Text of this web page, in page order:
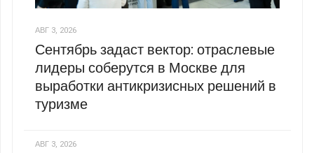
АВГ 3, 2026
Сентябрь задаст вектор: отраслевые
лидеры соберутся в Москве для
выработки антикризисных решений в
туризме
АВГ 3, 2026